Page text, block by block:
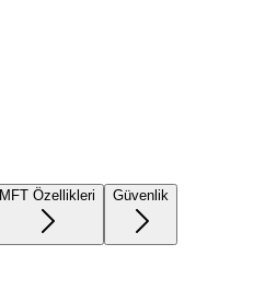
MFT Özellikleri Güvenlik